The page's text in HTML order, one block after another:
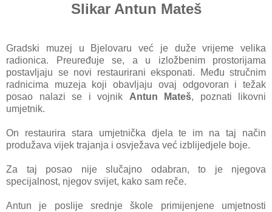
Slikar Antun Mateš
Gradski muzej u Bjelovaru već je duže vrijeme velika
radionica. Preuređuje se, a u izložbenim prostorijama
postavljaju se novi restaurirani eksponati. Među stručnim
radnicima muzeja koji obavljaju ovaj odgovoran i težak
posao nalazi se i vojnik Antun Mateš, poznati likovni
umjetnik.
On restaurira stara umjetnička djela te im na taj način
produžava vijek trajanja i osvježava već izblijedjele boje.
Za taj posao nije slučajno odabran, to je njegova
specijalnost, njegov svijet, kako sam reče.
Antun je poslije srednje škole primijenjene umjetnosti